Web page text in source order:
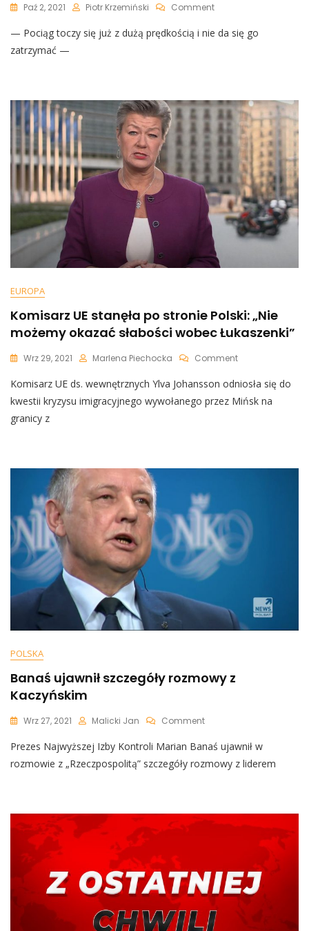
Paź 2, 2021 Piotr Krzemiński CommentOn
Atakuje
Warunkowości:
„Pociąg
Toczy
Się
Już
Dużą
Prędkością
I
Nie
Się
Go
Zatrzymać”
— Pociąg toczy się już z dużą prędkością i nie da się go
zatrzymać —
EUROPA
Komisarz UE stanęła po stronie Polski: „Nie
możemy okazać słabości wobec Łukaszenki”
Wrz 29, 2021 Marlena Piechocka CommentOn
UE
Stanęła
Łukaszenki”
Komisarz UE ds. wewnętrznych Ylva Johansson odniosła się do
kwestii kryzysu imigracyjnego wywołanego przez Mińsk na
granicy z
POLSKA
Banaś ujawnił szczegóły rozmowy z
Kaczyńskim
Wrz 27, 2021 Malicki Jan CommentOn
Ujawnił
Szczegóły
Rozmowy
Prezes Najwyższej Izby Kontroli Marian Banaś ujawnił w
rozmowie z „Rzeczpospolitą” szczegóły rozmowy z liderem